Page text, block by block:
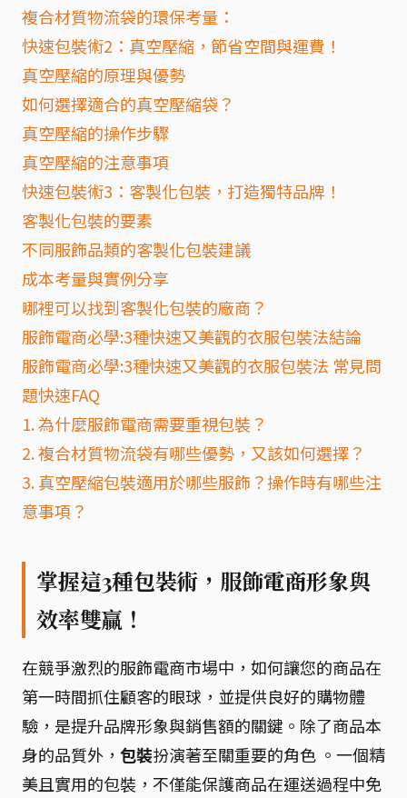
複合材質物流袋的環保考量：
快速包裝術2：真空壓縮，節省空間與運費！
真空壓縮的原理與優勢
如何選擇適合的真空壓縮袋？
真空壓縮的操作步驟
真空壓縮的注意事項
快速包裝術3：客製化包裝，打造獨特品牌！
客製化包裝的要素
不同服飾品類的客製化包裝建議
成本考量與實例分享
哪裡可以找到客製化包裝的廠商？
服飾電商必學:3種快速又美觀的衣服包裝法結論
服飾電商必學:3種快速又美觀的衣服包裝法 常見問
題快速FAQ
1. 為什麼服飾電商需要重視包裝？
2. 複合材質物流袋有哪些優勢，又該如何選擇？
3. 真空壓縮包裝適用於哪些服飾？操作時有哪些注
意事項？
掌握這3種包裝術，服飾電商形象與
效率雙贏！
在競爭激烈的服飾電商市場中，如何讓您的商品在
第一時間抓住顧客的眼球，並提供良好的購物體
驗，是提升品牌形象與銷售額的關鍵。除了商品本
身的品質外， 包裝扮演著至關重要的角色 。一個精
美且實用的包裝，不僅能保護商品在運送過程中免